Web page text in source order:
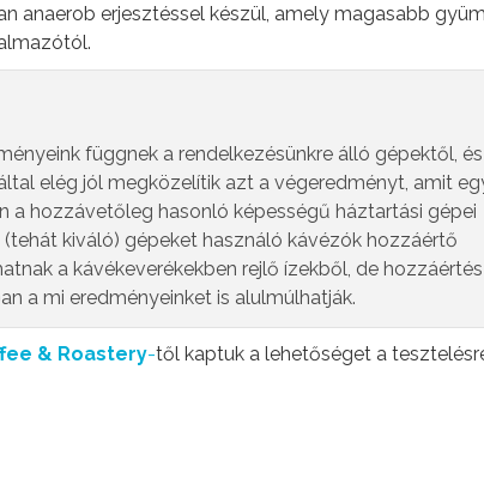
anaerob erjesztéssel készül, amely magasabb
függnek a rendelkezésünkre álló gépektől,
elég jól megközelítik azt a végeredményt, amit
hozzávetőleg hasonló képességű háztartási gépei
kiváló) gépeket használó kávézók hozzáértő
a kávékeverékekben rejlő ízekből, de hozzáértés
a mi eredményeinket is alulmúlhatják.
& Roastery-től kaptuk a lehetőséget a